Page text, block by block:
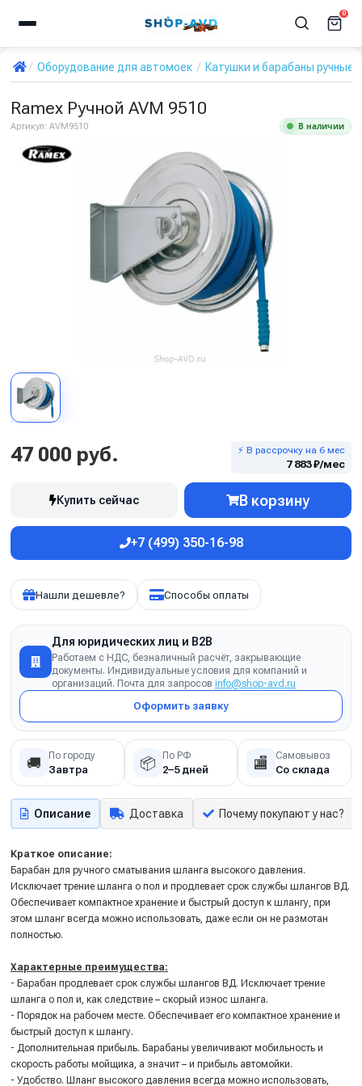
0
Оборудование для автомоек Катушки и барабаны ручные
Ramex Ручной AVM 9510
Артикул: AVM9510 В наличии
47 000 руб. ⚡ В рассрочку на 6 мес
7 883 ₽/мес
Купить сейчас В корзину
+7 (499) 350-16-98
Нашли дешевле? Способы оплаты
Для юридических лиц и B2B
Работаем с НДС, безналичный расчёт, закрывающие
документы. Индивидуальные условия для компаний и
организаций. Почта для запросов info@shop-avd.ru
Оформить заявку
🚚 По городу
Завтра 📦 По РФ
2–5 дней 🏬 Самовывоз
Со склада
Описание Доставка Почему покупают у нас?
Краткое описание:
Барабан для ручного сматывания шланга высокого давления.
Исключает трение шланга о пол и продлевает срок службы шлангов ВД.
Обеспечивает компактное хранение и быстрый доступ к шлангу, при
этом шланг всегда можно использовать, даже если он не размотан
полностью.
Характерные преимущества:
- Барабан продлевает срок службы шлангов ВД. Исключает трение
шланга о пол и, как следствие – скорый износ шланга.
- Порядок на рабочем месте. Обеспечивает его компактное хранение и
быстрый доступ к шлангу.
- Дополнительная прибыль. Барабаны увеличивают мобильность и
скорость работы мойщика, а значит – и прибыль автомойки.
- Удобство. Шланг высокого давления всегда можно использовать,